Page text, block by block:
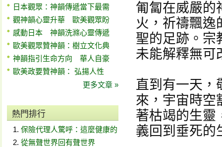
日本觀眾：神韻傳遞當下最需
觀神韻心靈升華 歐美觀眾盼
感動日本 神韻洗滌心靈傳遞
歐美觀眾贊神韻：樹立文化典
神韻指引生命方向 華人自豪
歐美政要贊神韻： 弘揚人性
更多文章 »
熱門排行
保險代理人驚呼：這麼健康的
從無聲世界回有聲世界
匍匐在威嚴的
火，祈禱飄逸
聖的足跡。宗
未能解釋無可
直到有一天，
來，宇宙時空
著枯竭的生靈
義回到垂死的